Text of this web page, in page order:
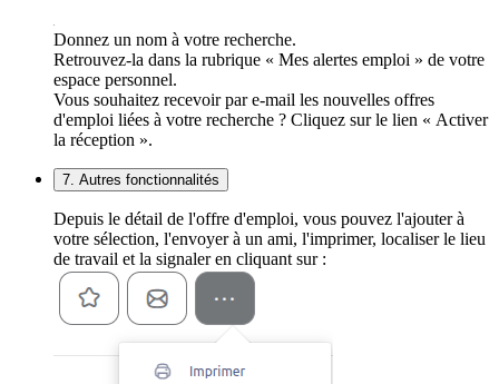
Donnez un nom à votre recherche.
Retrouvez-la dans la rubrique « Mes alertes emploi » de votre
espace personnel.
Vous souhaitez recevoir par e-mail les nouvelles offres
d'emploi liées à votre recherche ? Cliquez sur le lien « Activer
la réception ».
7. Autres fonctionnalités
Depuis le détail de l'offre d'emploi, vous pouvez l'ajouter à
votre sélection, l'envoyer à un ami, l'imprimer, localiser le lieu
de travail et la signaler en cliquant sur :